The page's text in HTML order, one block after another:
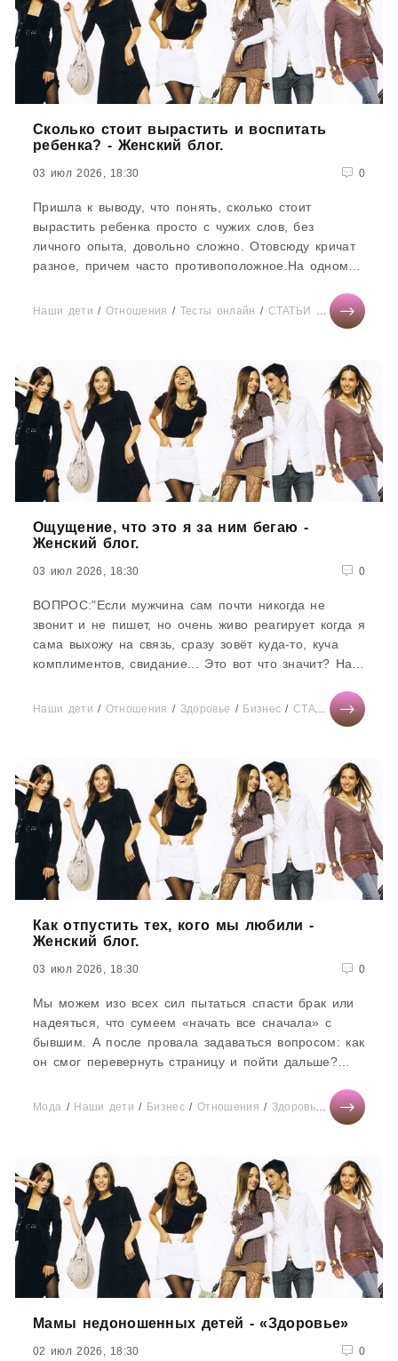
Сколько стоит вырастить и воспитать
ребенка? - Женский блог.
03 июл 2026, 18:30 0
Пришла к выводу, что понять, сколько стоит
вырастить ребенка просто с чужих слов, без
личного опыта, довольно сложно. Отовсюду кричат
разное, причем часто противоположное.На одном
Наши дети / Отношения / Тесты онлайн / СТАТЬИ Диеты/
Ощущение, что это я за ним бегаю -
Женский блог.
03 июл 2026, 18:30 0
ВОПРОС:"Если мужчина сам почти никогда не
звонит и не пишет, но очень живо реагирует когда я
сама выхожу на связь, сразу зовёт куда-то, куча
комплиментов, свидание... Это вот что значит? На
Наши дети / Отношения / Здоровье / Бизнес /СТАТЬИ /Мода
Как отпустить тех, кого мы любили -
Женский блог.
03 июл 2026, 18:30 0
Мы можем изо всех сил пытаться спасти брак или
надеяться, что сумеем «начать все сначала» с
бывшим. А после провала задаваться вопросом: как
он смог перевернуть страницу и пойти дальше?
Мода / Наши дети / Бизнес / Отношения / Здоровье /Диеты
Мамы недоношенных детей - «Здоровье»
02 июл 2026, 18:30 0